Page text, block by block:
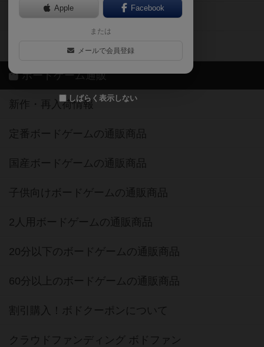
Apple Facebook
または
メールで会員登録
しばらく表示しない
ボードゲーム業界コラム
ボドゲーマご利用案内
ボードゲーム通販
新作・再入荷情報
定番ボードゲームの通販商品
国産ボードゲームの通販商品
子供向けボードゲームの通販商品
2人用ボードゲームの通販商品
20分以下のボードゲームの通販商品
60分以上のボードゲームの通販商品
割引購入！ボドクーポンについて
クラウドファンディング ボドファン